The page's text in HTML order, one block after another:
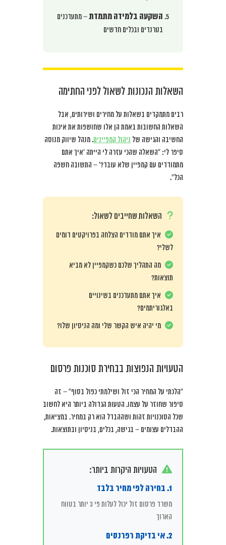
השקעה בלמידה מתמדת– מתעדכנים
בטרנדים ובכלים חדשים
השאלות הנכונות לשאול לפני החתימה
רבים מתמקדים בשאלות על מחירים ושירותים, אבל
השאלות החשובות באמת הן אלו שחושפות את איכות
החשיבה והגישה של ניהול קמפיינים. מנהל שיווק מנוסה
סיפר לי: “השאלה שהכי עזרה לי הייתה ‘איך אתם
מתמודדים עם קמפיין שלא עובד?’ – התשובה חשפה
הכל”.
השאלות שחייבים לשאול:
איך אתם מודדים הצלחה בפרויקטים דומים
לשלי?
מה התהליך שלכם כשקמפיין לא מביא
תוצאות?
איך אתם מתעדכנים בשינויים
באלגוריתמים?
מי יהיה איש הקשר שלי ומה הניסיון שלו?
הטעויות הנפוצות בבחירת סוכנות פרסום
“הלכתי על המחיר הכי זול ושילמתי כפול בסוף” – זה
סיפור שחוזר על עצמו. הטעות הגדולה ביותר היא לחשוב
שכל הסוכנויות זהות ושההבדל הוא רק במחיר. במציאות,
ההבדלים עצומים – בגישה, בכלים, בניסיון ובתוצאות.
הטעויות היקרות ביותר:
1. בחירה לפי מחיר בלבד
משרד פרסום זול יכול לעלות פי 3 יותר בטווח
הארוך
2. אי בדיקת רפרנסים